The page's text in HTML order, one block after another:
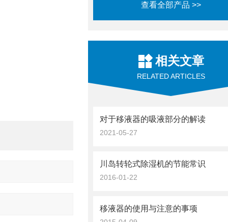
查看全部产品 >>
相关文章
RELATED ARTICLES
对于移液器的吸液部分的解读
2021-05-27
川岛转轮式除湿机的节能常识
2016-01-22
移液器的使用与注意的事项